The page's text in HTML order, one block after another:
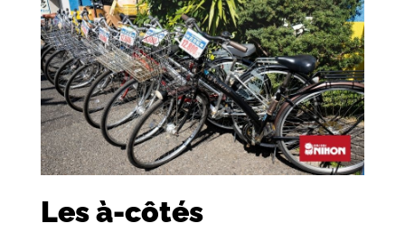
Les à-côtés